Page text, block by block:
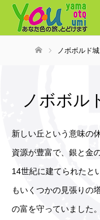
ノボボルド
ノボボル
新しい丘という意味の
資源が豊富で、銀と金
14世紀に建てられたと
もいくつかの見張りの
の富を守っていました。